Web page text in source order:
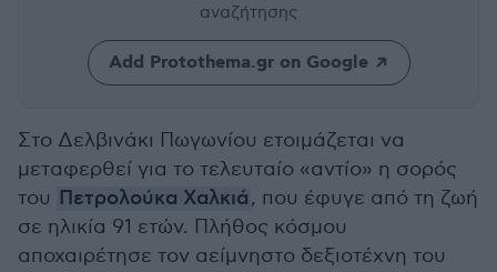
αναζήτησης
Add Protothema.gr on Google
Στο Δελβινάκι Πωγωνίου ετοιμάζεται να
μεταφερθεί για το τελευταίο «αντίο» η σορός
του Πετρολούκα Χαλκιά, που έφυγε από τη ζωή
σε ηλικία 91 ετών. Πλήθος κόσμου
αποχαιρέτησε τον αείμνηστο δεξιοτέχνη του